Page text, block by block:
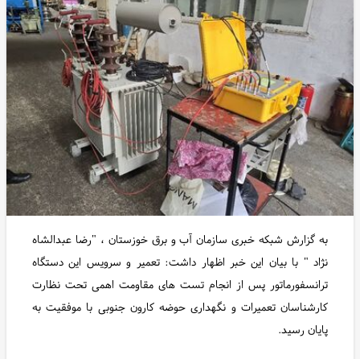
به گزارش شبکه خبری سازمان آب و برق خوزستان ، "رضا عبدالشاه
نژاد " با بیان این خبر اظهار داشت: تعمیر و سرویس این دستگاه
ترانسفورماتور پس از انجام تست های مقاومت اهمی تحت نظارت
کارشناسان تعمیرات و نگهداری حوضه کارون جنوبی با موفقیت به
پایان رسید.